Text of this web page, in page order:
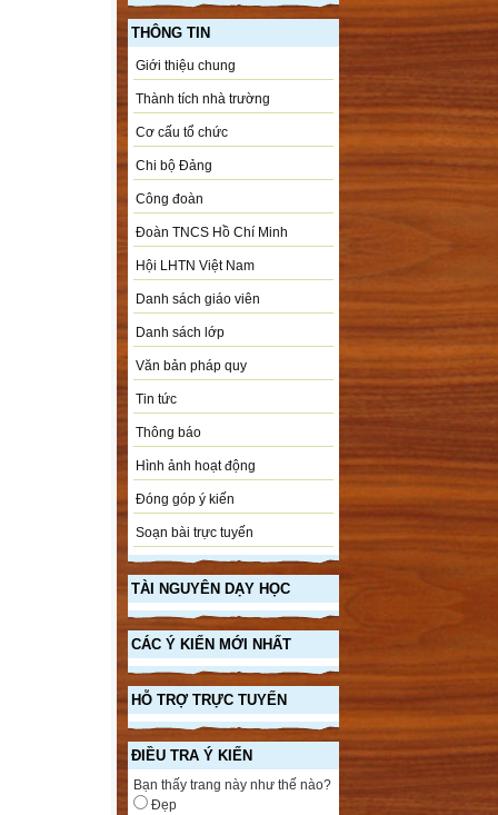
THÔNG TIN
Giới thiệu chung
Thành tích nhà trường
Cơ cấu tổ chức
Chi bộ Đảng
Công đoàn
Đoàn TNCS Hồ Chí Minh
Hội LHTN Việt Nam
Danh sách giáo viên
Danh sách lớp
Văn bản pháp quy
Tin tức
Thông báo
Hình ảnh hoạt động
Đóng góp ý kiến
Soạn bài trực tuyến
TÀI NGUYÊN DẠY HỌC
CÁC Ý KIẾN MỚI NHẤT
HỖ TRỢ TRỰC TUYẾN
ĐIỀU TRA Ý KIẾN
Bạn thấy trang này như thế nào?
Đẹp